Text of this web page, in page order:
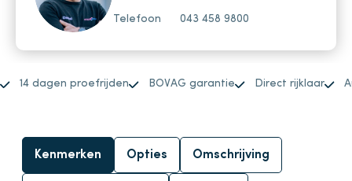
Telefoon 043 458 9800
14 dagen proefrijden BOVAG garantie Direct rijklaar
Kenmerken Opties Omschrijving